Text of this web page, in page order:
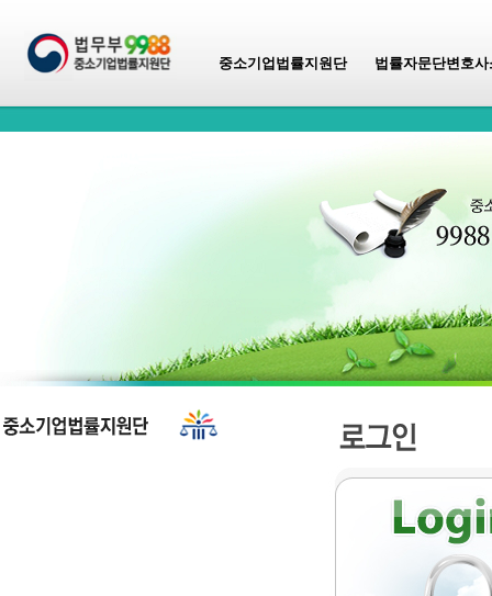
중소기업법률지원단 법률자문단변호사